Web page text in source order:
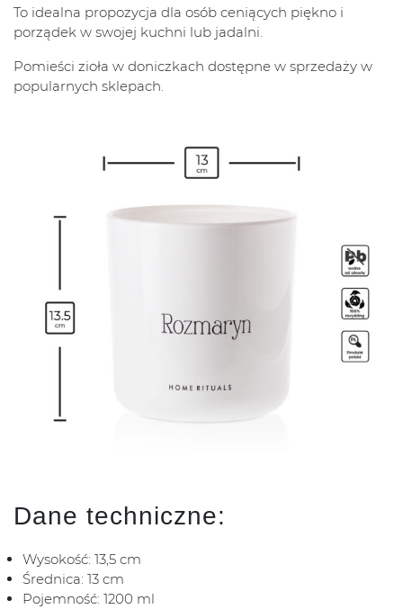
To idealna propozycja dla osób ceniących piękno i
porządek w swojej kuchni lub jadalni.
Pomieści zioła w doniczkach dostępne w sprzedaży w
popularnych sklepach.
Dane techniczne:
Wysokość: 13,5 cm
Średnica: 13 cm
Pojemność: 1200 ml